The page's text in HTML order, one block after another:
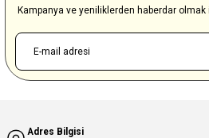
Kampanya ve yeniliklerden haberdar
Adres Bilgisi